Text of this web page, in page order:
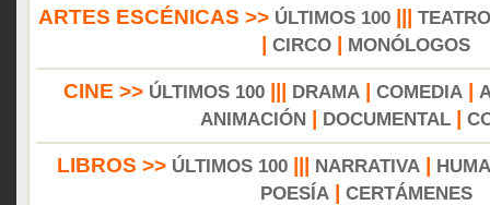
ARTES ESCÉNICAS >> ÚLTIMOS 100||| TEATRO
CIRCO MONÓLOGOS
CINE >> ÚLTIMOS 100 DRAMA COMEDIA
ANIMACIÓN
DOCUMENTAL|
LIBROS >> ÚLTIMOS 100 NARRATIVA
POESÍA| CERTÁMENES